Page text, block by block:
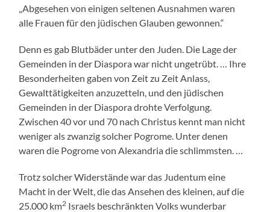
„Abgesehen von einigen seltenen Ausnahmen waren
alle Frauen für den jüdischen Glauben gewonnen.“
Denn es gab Blutbäder unter den Juden. Die Lage der
Gemeinden in der Diaspora war nicht ungetrübt. … Ihre
Besonderheiten gaben von Zeit zu Zeit Anlass,
Gewalttätigkeiten anzuzetteln, und den jüdischen
Gemeinden in der Diaspora drohte Verfolgung.
Zwischen 40 vor und 70 nach Christus kennt man nicht
weniger als zwanzig solcher Pogrome. Unter denen
waren die Pogrome von Alexandria die schlimmsten. …
Trotz solcher Widerstände war das Judentum eine
Macht in der Welt, die das Ansehen des kleinen, auf die
25.000 km2 Israels beschränkten Volks wunderbar